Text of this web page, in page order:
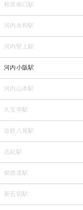
柏原南口駅
河内永和駅
河内堅上駅
河内小阪駅
河内山本駅
久宝寺駅
近鉄八尾駅
志紀駅
俊徳道駅
新石切駅